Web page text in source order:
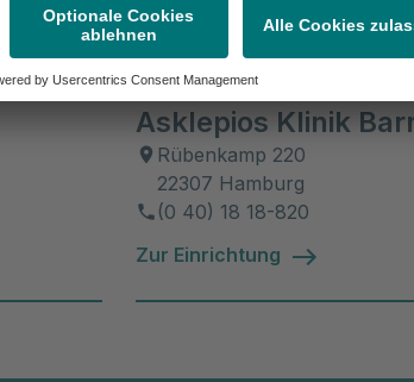
Asklepios Klinik
Rübenkamp 220
22307 Hamburg
(0 40) 18 18-820
Zur Einrichtung